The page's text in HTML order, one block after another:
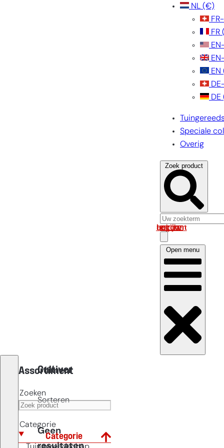
NL (€)
FR
EN
DE
Speciale
Overig
Zoek product
Log in om uw account te bekijken
Open menu
Assortiment
Zoeken
Categorie
Categorie
Cultiver
Sorteren
Geen